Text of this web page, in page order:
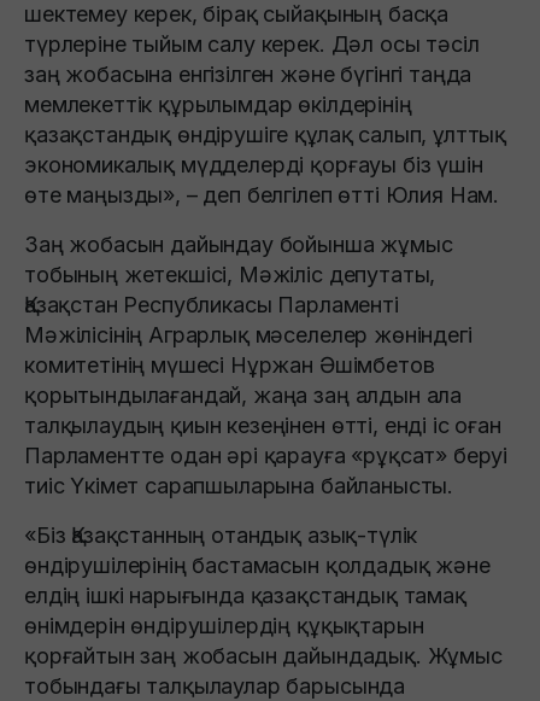
шектемеу керек, бірақ сыйақының басқа
түрлеріне тыйым салу керек. Дәл осы тәсіл
заң жобасына енгізілген және бүгінгі таңда
мемлекеттік құрылымдар өкілдерінің
қазақстандық өндірушіге құлақ салып, ұлттық
экономикалық мүдделерді қорғауы біз үшін
өте маңызды», – деп белгілеп өтті Юлия Нам.
Заң жобасын дайындау бойынша жұмыс
тобының жетекшісі, Мәжіліс депутаты,
Қазақстан Республикасы Парламенті
Мәжілісінің Аграрлық мәселелер жөніндегі
комитетінің мүшесі Нұржан Әшімбетов
қорытындылағандай, жаңа заң алдын ала
талқылаудың қиын кезеңінен өтті, енді іс оған
Парламентте одан әрі қарауға «рұқсат» беруі
тиіс Үкімет сарапшыларына байланысты.
«Біз Қазақстанның отандық азық-түлік
өндірушілерінің бастамасын қолдадық және
елдің ішкі нарығында қазақстандық тамақ
өнімдерін өндірушілердің құқықтарын
қорғайтын заң жобасын дайындадық. Жұмыс
тобындағы талқылаулар барысында